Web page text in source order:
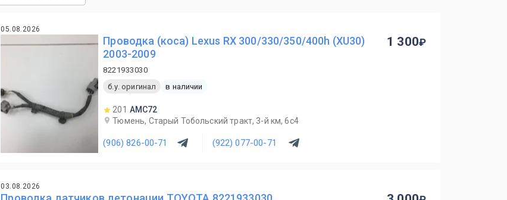
05.08.2026
Проводка (коса) Lexus RX 300/330/350/400h (XU30)
2003-2009
8221933030
б.у. оригинал
в наличии
201 AMC72
Тюмень, Старый Тобольский тракт, 3-й км, 6с4
(906) 826-00-71 (922) 077-00-71
1 300
03.08.2026